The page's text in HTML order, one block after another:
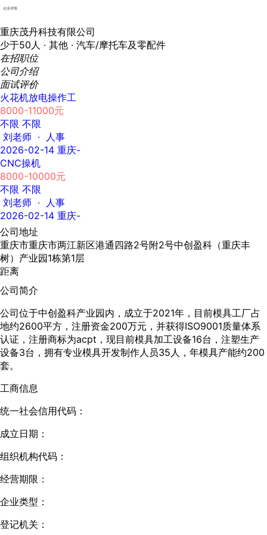
企业详情
重庆茂丹科技有限公司
少于50人 · 其他 · 汽车/摩托车及零配件
在招职位
公司介绍
面试评价
火花机放电操作工
8000-11000元
不限 不限
刘老师 · 人事
2026-02-14 重庆-
CNC操机
8000-10000元
不限 不限
刘老师 · 人事
2026-02-14 重庆-
公司地址
重庆市重庆市两江新区港通四路2号附2号中创盈科（重庆丰
树）产业园1栋第1层
距离
公司简介
公司位于中创盈科产业园内，成立于2021年，目前模具工厂占
地约2600平方，注册资金200万元，并获得ISO9001质量体系
认证，注册商标为acpt，现目前模具加工设备16台，注塑生产
设备3台，拥有专业模具开发制作人员35人，年模具产能约200
套。
工商信息
统一社会信用代码：
成立日期：
组织机构代码：
经营期限：
企业类型：
登记机关：